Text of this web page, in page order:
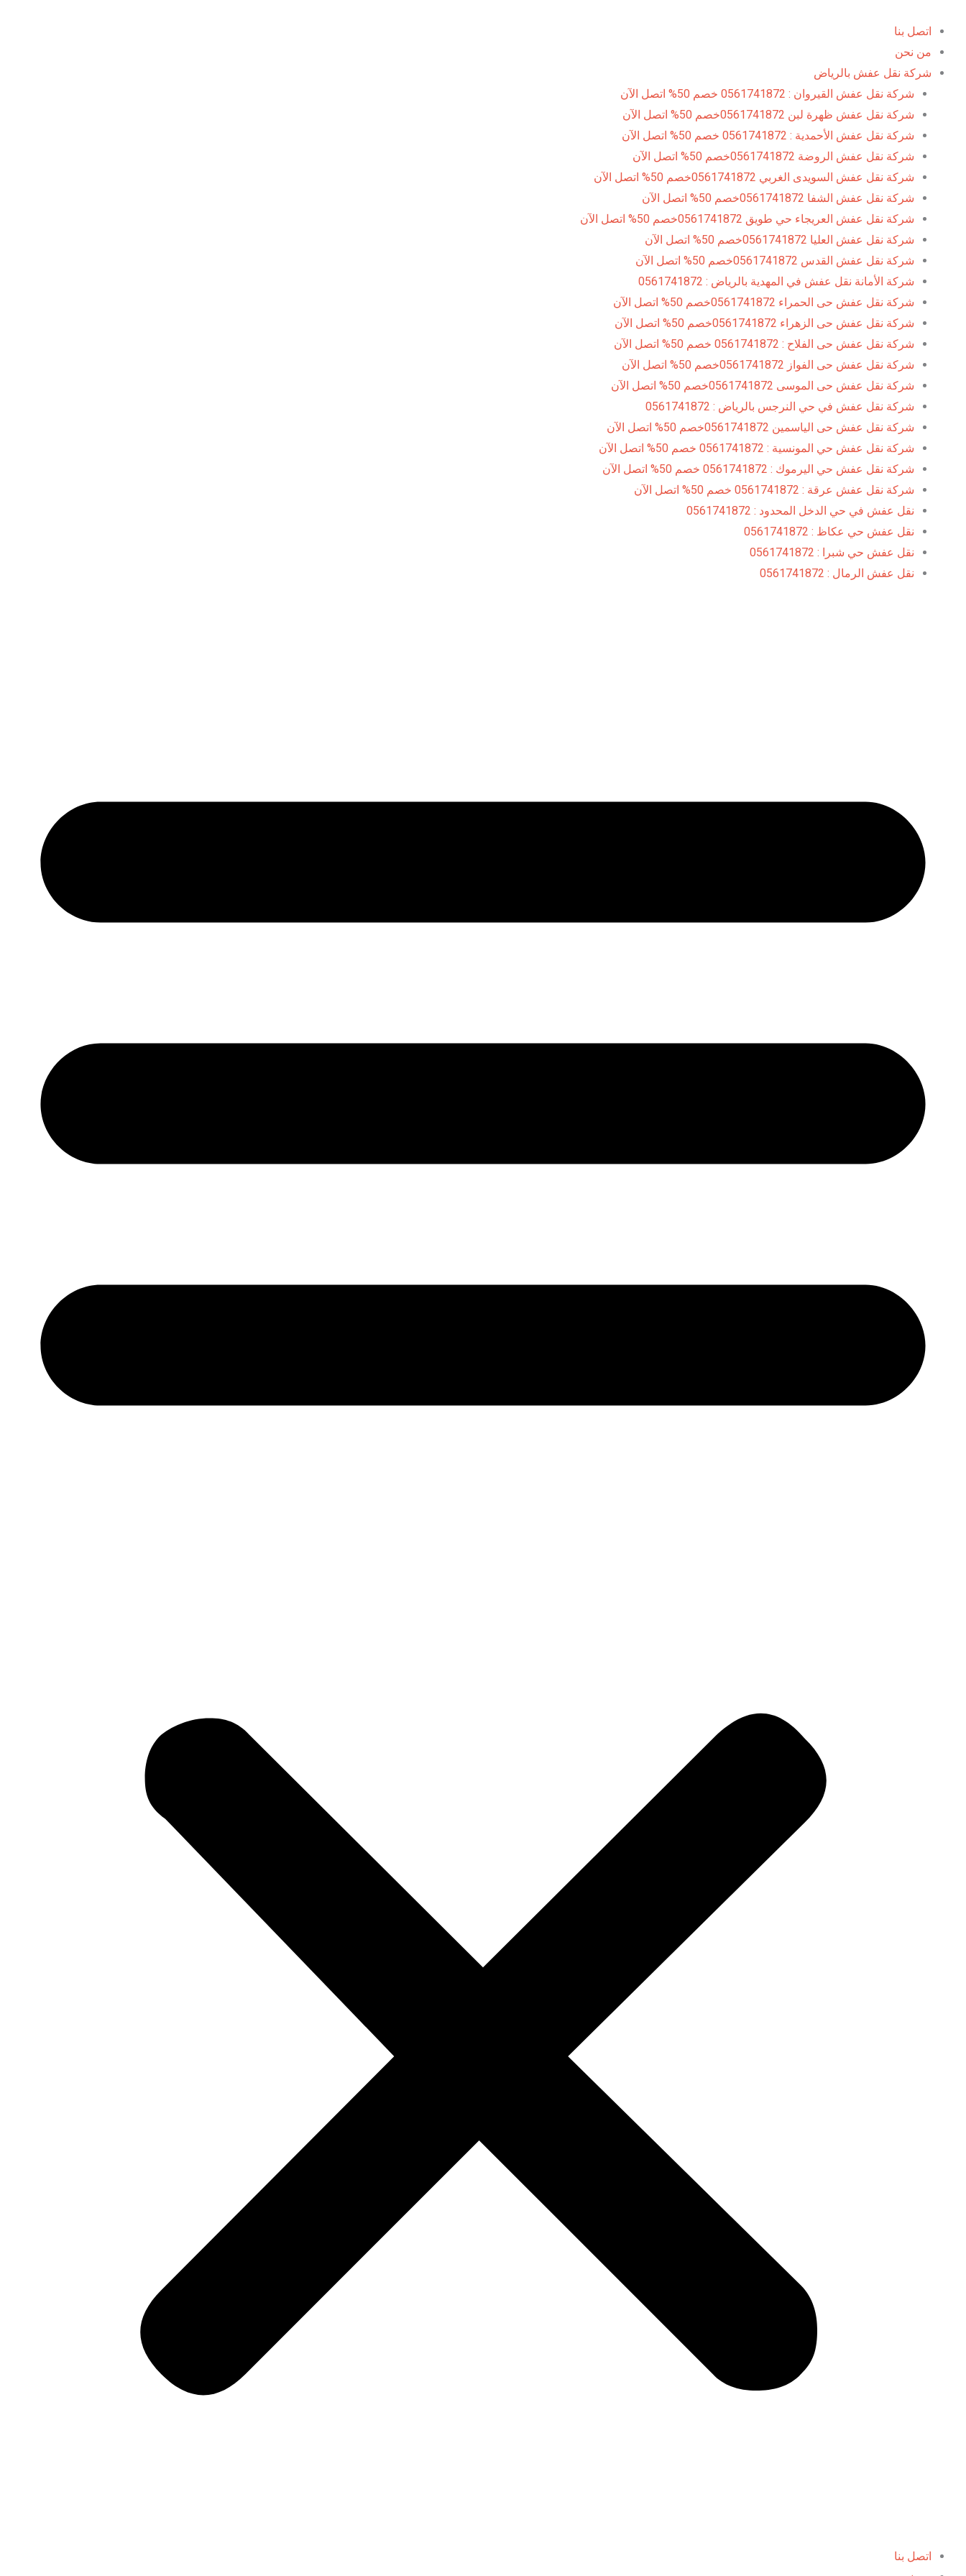
المحتوى
اتصل بنا
من نحن
شركة نقل عفش بالرياض
شركة نقل عفش القيروان : 0561741872 خصم 50% اتصل الآن
شركة نقل عفش ظهرة لبن 0561741872خصم 50% اتصل الآن
شركة نقل عفش الأحمدية : 0561741872 خصم 50% اتصل الآن
شركة نقل عفش الروضة 0561741872خصم 50% اتصل الآن
شركة نقل عفش السويدى الغربي 0561741872خصم 50% اتصل الآن
شركة نقل عفش الشفا 0561741872خصم 50% اتصل الآن
شركة نقل عفش العريجاء حي طويق 0561741872خصم 50% اتصل الآن
شركة نقل عفش العليا 0561741872خصم 50% اتصل الآن
شركة نقل عفش القدس 0561741872خصم 50% اتصل الآن
شركة الأمانة نقل عفش في المهدية بالرياض : 0561741872
شركة نقل عفش حى الحمراء 0561741872خصم 50% اتصل الآن
شركة نقل عفش حى الزهراء 0561741872خصم 50% اتصل الآن
شركة نقل عفش حى الفلاح : 0561741872 خصم 50% اتصل الآن
شركة نقل عفش حى الفواز 0561741872خصم 50% اتصل الآن
شركة نقل عفش حى الموسى 0561741872خصم 50% اتصل الآن
شركة نقل عفش في حي النرجس بالرياض : 0561741872
شركة نقل عفش حى الياسمين 0561741872خصم 50% اتصل الآن
شركة نقل عفش حي المونسية : 0561741872 خصم 50% اتصل الآن
شركة نقل عفش حي اليرموك : 0561741872 خصم 50% اتصل الآن
شركة نقل عفش عرقة : 0561741872 خصم 50% اتصل الآن
نقل عفش في حي الدخل المحدود : 0561741872
نقل عفش حي عكاظ : 0561741872
نقل عفش حي شبرا : 0561741872
نقل عفش الرمال : 0561741872
اتصل بنا